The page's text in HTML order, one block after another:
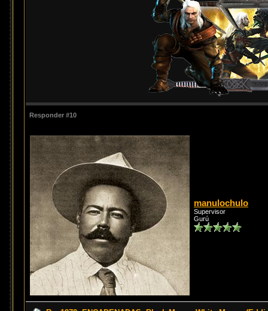
Responder #10
manulochulo
Supervisor
Gurú